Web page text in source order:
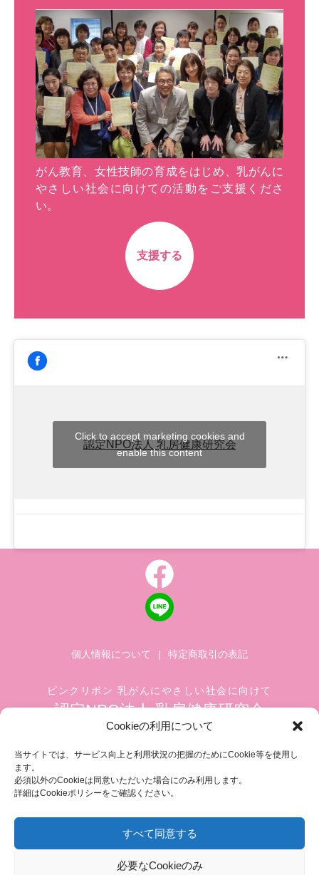
Cookieの利用について
当サイトでは、サービス向上と利用状況の把握のためにCookie等を使用し
ます。
必須以外のCookieは同意いただいた場合にのみ利用します。
詳細はCookieポリシーをご確認ください。
すべて同意する
必要なCookieのみ
がん教育、女性技師の育成をはじめ、乳がんに
やさしい社会に向けての活動をご支援くださ
い。
支援する
認定NPO法人 乳房健康研究会
Click to accept marketing cookies and
enable this content
個人情報について | 特定商取引の表記
ピンクリボン 乳がんにやさしい社会に向けて
認定NPO法人 乳房健康研究会
築地ホワイトビル 1002
FAX.03-3545-6545
info@breastcare.jp
COPYRIGHT (C) 2019 JAPAN SOCIETY OF BREAST HEALTH, ALL RIGHT RESERVED